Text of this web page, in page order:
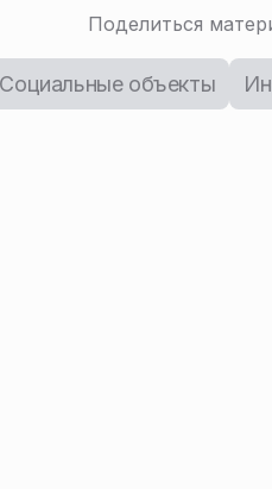
Поделиться
Социальные объекты